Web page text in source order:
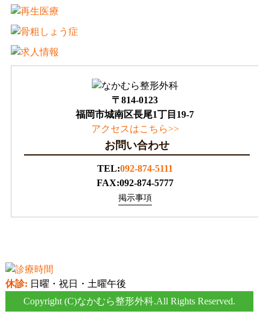
〒814-0123
福岡市城南区長尾1丁目19-7
アクセスはこちら>>
お問い合わせ
TEL:092-874-5111
FAX:092-874-5777
掲示事項
休診: 日曜・祝日・土曜午後
Copyright (C)なかむら整形外科.All Rights Reserved.